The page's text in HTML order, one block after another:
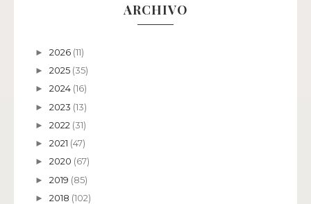
ARCHIVO
► 2026 (11)
► 2025 (35)
► 2024 (16)
► 2023 (13)
► 2022 (31)
► 2021 (47)
► 2020 (67)
► 2019 (85)
► 2018 (102)